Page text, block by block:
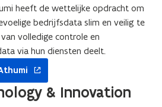
heeft de wettelijke opdracht om
bedrijfsdata slim en veilig te
volledige controle en
via hun diensten deelt.
& Innovation